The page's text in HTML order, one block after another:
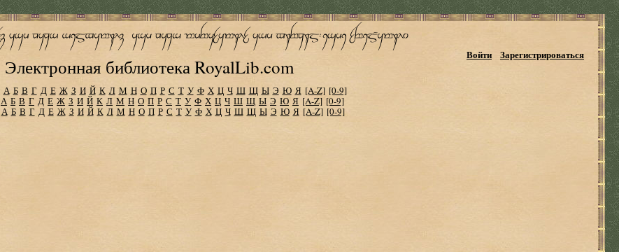
Электронная библиотека RoyalLib.com
Войти Зарегистрироваться
А Б В Г Д Е Ж З И Й К Л М Н О П Р С Т У Ф Х Ц Ч Ш Щ Ы Э Ю Я [A-Z] [0-9]
А Б В Г Д Е Ж З И Й К Л М Н О П Р С Т У Ф Х Ц Ч Ш Щ Ы Э Ю Я [A-Z] [0-9]
А Б В Г Д Е Ж З И Й К Л М Н О П Р С Т У Ф Х Ц Ч Ш Щ Ы Э Ю Я [A-Z] [0-9]